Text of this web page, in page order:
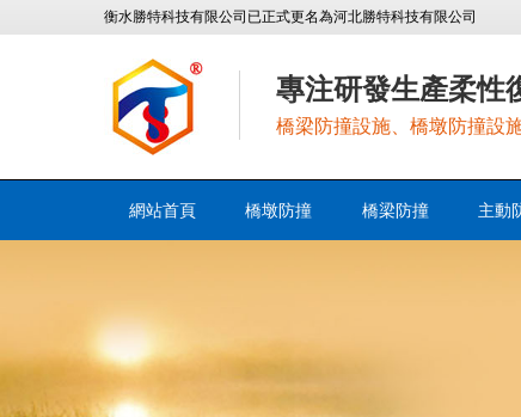
衡水勝特科技有限公司已正式更名為河北勝特科技有限公司
專注研發生產柔性
橋梁防撞設施、橋墩防撞設
網站首頁 橋墩防撞 橋梁防撞 主動